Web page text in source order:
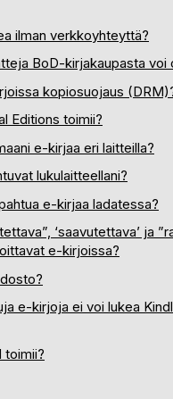
ilman verkkoyhteyttä?
BoD-kirjakaupasta voi
kopiosuojaus
Editions toimii?
e-kirjaa eri laitteilla?
lukulaitteellani?
e-kirjaa ladatessa?
‘saavutettava’ ja
e-kirjoissa?
e-kirjoja ei voi lukea
toimii?